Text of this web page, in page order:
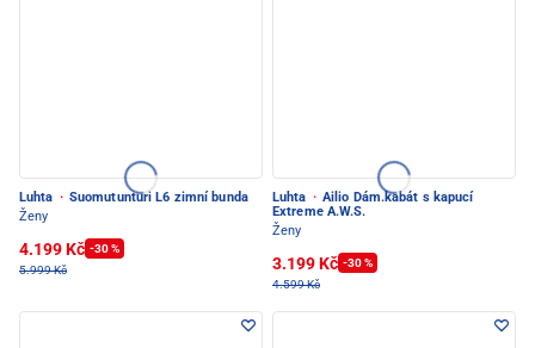
Luhta · Suomutunturi L6 zimní bunda
Ženy
4.199 Kč -30 %
5.999 Kč
Luhta · Ailio Dám.kabát s kapucí
Extreme A.W.S.
Ženy
3.199 Kč -30 %
4.599 Kč